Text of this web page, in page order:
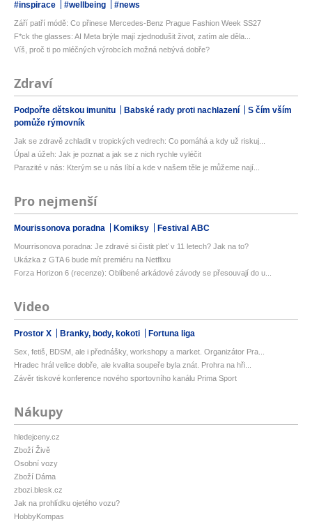
#inspirace #wellbeing #news
Září patří módě: Co přinese Mercedes-Benz Prague Fashion Week SS27
F*ck the glasses: AI Meta brýle mají zjednodušit život, zatím ale děla...
Víš, proč ti po mléčných výrobcích možná nebývá dobře?
Zdraví
Podpořte dětskou imunitu Babské rady proti nachlazení
S čím vším
pomůže rýmovník
Jak se zdravě zchladit v tropických vedrech: Co pomáhá a kdy už riskuj...
Úpal a úžeh: Jak je poznat a jak se z nich rychle vyléčit
Parazité v nás: Kterým se u nás líbí a kde v našem těle je můžeme nají...
Pro nejmenší
Mourissonova poradna Komiksy Festival ABC
Mourrisonova poradna: Je zdravé si čistit pleť v 11 letech? Jak na to?
Ukázka z GTA 6 bude mít premiéru na Netflixu
Forza Horizon 6 (recenze): Oblíbené arkádové závody se přesouvají do u...
Video
Prostor X Branky, body, kokoti Fortuna liga
Sex, fetiš, BDSM, ale i přednášky, workshopy a market. Organizátor Pra...
Hradec hrál velice dobře, ale kvalita soupeře byla znát. Prohra na hři...
Závěr tiskové konference nového sportovního kanálu Prima Sport
Nákupy
hledejceny.cz
Zboží Živě
Osobní vozy
Zboží Dáma
zbozi.blesk.cz
Jak na prohlídku ojetého vozu?
HobbyKompas